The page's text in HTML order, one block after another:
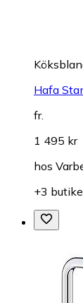
Hafa
fr.
1 495 kr
hos
+3